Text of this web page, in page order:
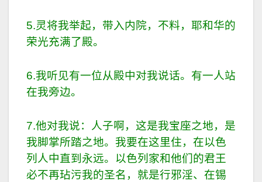
5.灵将我举起，带入内院，不料，耶和华的
荣光充满了殿。
6.我听见有一位从殿中对我说话。有一人站
在我旁边。
7.他对我说：人子啊，这是我宝座之地，是
我脚掌所踏之地。我要在这里住，在以色
列人中直到永远。以色列家和他们的君王
必不再玷污我的圣名，就是行邪淫、在锡